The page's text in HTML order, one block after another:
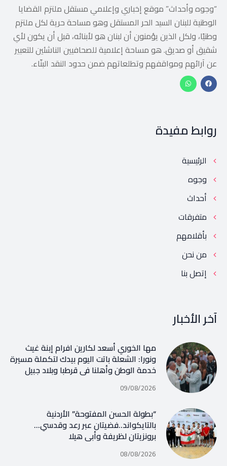
“وجوه وأحداث” موقع إخباري وإعلامي مستقل ملتزم القضايا
الوطنية للبنان السيد الحر المستقل وهو مساحة حرية لكل ملتزم
وطنيًا، ولكل الذين يؤمنون أن لبنان هو لأبنائه، قبل أن يكون لأي
شقيق أو صديق. هو مساحة إعلامية للصحافيين الناشئين للتعبير
عن آرائهم ومواقفهم وتطلعاتهم ضمن حدود النقد البنّاء.
روابط مفيدة
الرئيسية
وجوه
أحداث
متفرقات
بأقلامهم
من نحن
إتصل بنا
آخر الأخبار
مها الخوري أسعد لكارين افرام إبنة غيث
ونورا: الشعلة باتت اليوم بيدك لتكملة مسيرة
خدمة الوطن وأهلنا في قرطبا وبلاد جبيل
09/08/2026
“بطولة الحسن المفتوحة” الأردنية
بالتايكواند..فضيتان عبر رعد وقدسي…
برونزيتان لظريفة وأبي هيلا
08/08/2026